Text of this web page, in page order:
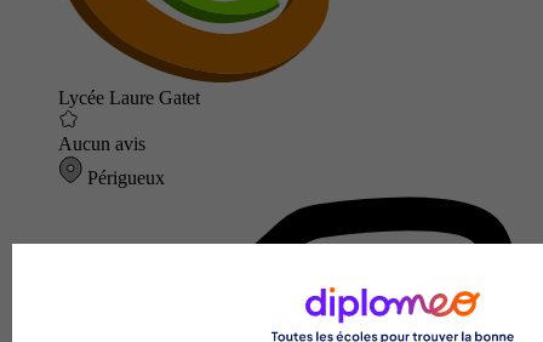
Lycée Laure Gatet
Aucun avis
Périgueux